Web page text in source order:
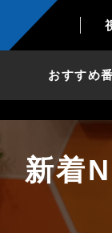
おすすめ
新着